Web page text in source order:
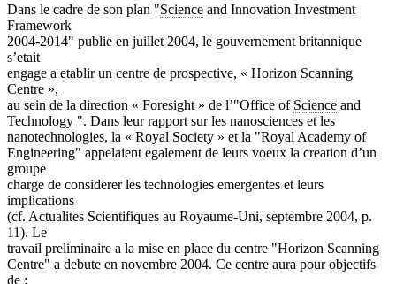
Dans le cadre de son plan "Science and Innovation Investment
Framework
2004-2014" publie en juillet 2004, le gouvernement britannique
s’etait
engage a etablir un centre de prospective, « Horizon Scanning
Centre »,
au sein de la direction « Foresight » de l’"Office of Science and
Technology ". Dans leur rapport sur les nanosciences et les
nanotechnologies, la « Royal Society » et la "Royal Academy of
Engineering" appelaient egalement de leurs voeux la creation d’un
groupe
charge de considerer les technologies emergentes et leurs
implications
(cf. Actualites Scientifiques au Royaume-Uni, septembre 2004, p.
11). Le
travail preliminaire a la mise en place du centre "Horizon Scanning
Centre" a debute en novembre 2004. Ce centre aura pour objectifs
de :